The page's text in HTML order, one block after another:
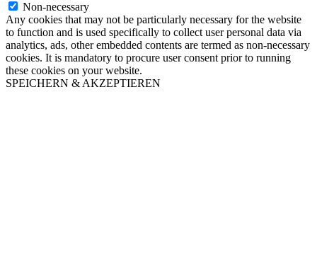
Non-necessary
Any cookies that may not be particularly necessary for the website
to function and is used specifically to collect user personal data via
analytics, ads, other embedded contents are termed as non-necessary
cookies. It is mandatory to procure user consent prior to running
these cookies on your website.
SPEICHERN & AKZEPTIEREN